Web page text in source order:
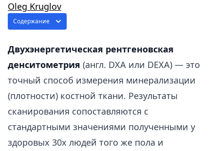
Oleg Kruglov
Содержание
Двухэнергетическая рентгеновская
денситометрия (англ. DXA или DEXA) — это
точный способ измерения минерализации
(плотности) костной ткани. Результаты
сканирования сопоставляются с
стандартными значениями полученными у
здоровых 30х людей того же пола и